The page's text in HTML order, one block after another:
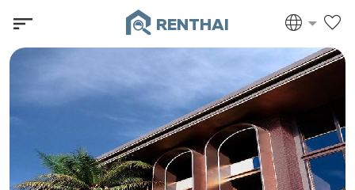
RENTHAI